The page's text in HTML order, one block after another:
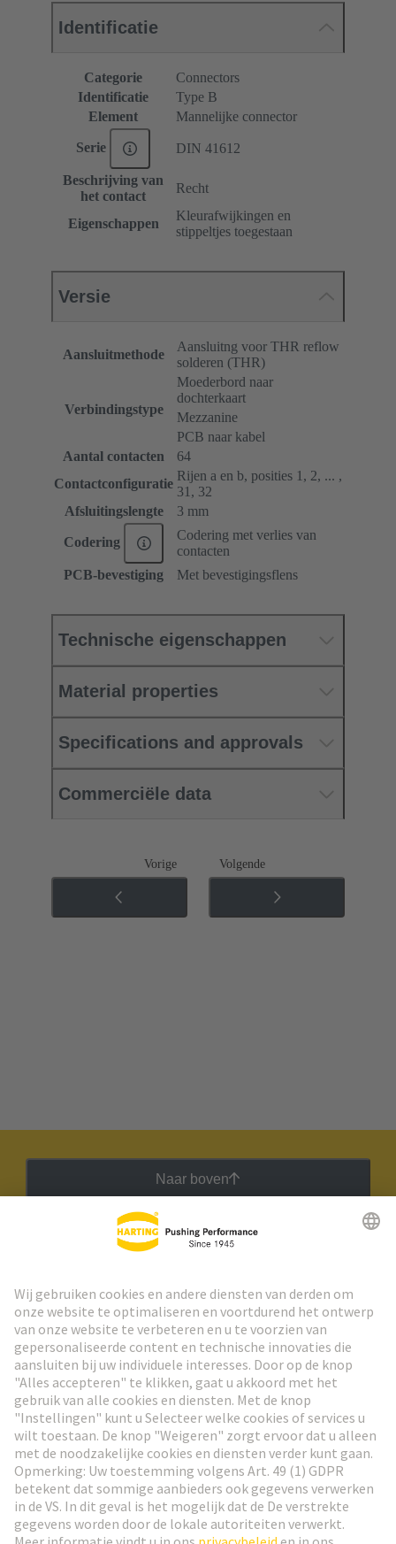
Identificatie
Categorie
Connectors
Identificatie
Type B
Element
Mannelijke connector
Serie DIN 41612
Beschrijving van
het contact
Recht
Eigenschappen
Kleurafwijkingen en
stippeltjes toegestaan
Versie
Aansluitmethode
Aansluitng voor THR reflow
solderen (THR)
Verbindingstype
Moederbord naar
dochterkaart
Mezzanine
PCB naar kabel
Aantal contacten
64
Contactconfiguratie
Rijen a en b, posities 1, 2, ... ,
31, 32
Afsluitingslengte
3 mm
Codering
Codering met verlies van
contacten
PCB-bevestiging
Met bevestigingsflens
Technische eigenschappen
Material properties
Specifications and approvals
Commerciële data
Vorige Volgende
Naar boven
Ga naar registratie
Social Media